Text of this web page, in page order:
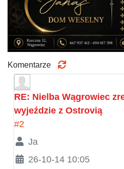
Komentarze
RE: Nielba Wągrowiec
wyjeździe z Ostrovią
#2
Ja
26-10-14 10:05